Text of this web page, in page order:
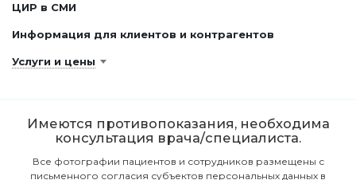
ЦИР в СМИ
Информация для клиентов и контрагентов
Услуги и цены
Имеются противопоказания, необходима
консультация врача/специалиста.
Все фотографии пациентов и сотрудников размещены с
письменного согласия субъектов персональных данных в